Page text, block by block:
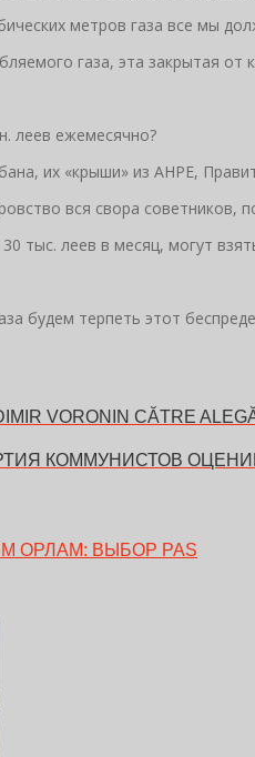
метров газа все мы
газа, эта закрытая
леев ежемесячно?
их «крыши» из АНРЕ,
вся свора советников,
тыс. леев в месяц, могут
будем терпеть этот
VORONIN CĂTRE
КОММУНИСТОВ
ОРЛАМ: ВЫБОР PAS